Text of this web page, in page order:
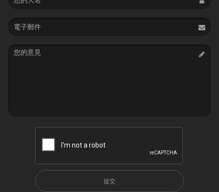
Email
address
Message
提交